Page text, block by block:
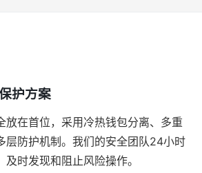
护方案
放在首位，采用冷热钱包分离、多重
层防护机制。我们的安全团队24小时
时发现和阻止风险操作。